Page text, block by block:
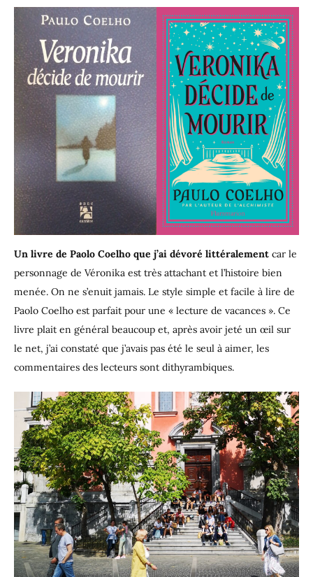
Un livre de Paolo Coelho que j’ai dévoré littéralement car le
personnage de Véronika est très attachant et l’histoire bien
menée. On ne s’enuit jamais. Le style simple et facile à lire de
Paolo Coelho est parfait pour une « lecture de vacances ». Ce
livre plait en général beaucoup et, après avoir jeté un œil sur
le net, j’ai constaté que j’avais pas été le seul à aimer, les
commentaires des lecteurs sont dithyrambiques.